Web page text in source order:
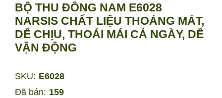
BỘ THU ĐÔNG NAM E6028
NARSIS CHẤT LIỆU THOÁNG MÁT,
DỄ CHỊU, THOẢI MÁI CẢ NGÀY, DỄ
VẬN ĐỘNG
Đã bán: 159
SKU: E6028